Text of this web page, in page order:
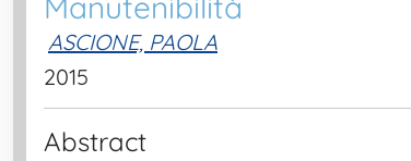
ASCIONE, PAOLA
2015
Abstract